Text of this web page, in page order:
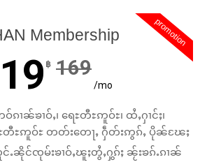
promotion
Membership
19 ฿ 169
/mo
ၢၼ်ၶၢဝ်ႇ၊ ရေႊတီႊဢူဝ်ႊ၊ ထႆႇႁၢင်ႈ၊
ႊတီႊဢူဝ်ႊ တတ်းတေႃႇ ႁဵတ်းဢွၵ်ႇ ပိုၼ်ၽႄႈ
ႉၼိုင်ၸုမ်းၶၢဝ်ႇၽူႈတွႆႇႁွၵ်ႈ ၼႂ်းၶၵ်ႉၵၢၼ်